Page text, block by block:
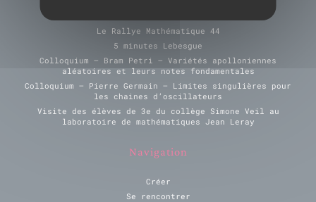
Le Rallye Mathématique 44
5 minutes Lebesgue
Colloquium – Bram Petri – Variétés apolloniennes
aléatoires et leurs notes fondamentales
Colloquium – Pierre Germain – Limites singulières pour
les chaines d’oscillateurs
Visite des élèves de 3e du collège Simone Veil au
laboratoire de mathématiques Jean Leray
Navigation
Créer
Se rencontrer